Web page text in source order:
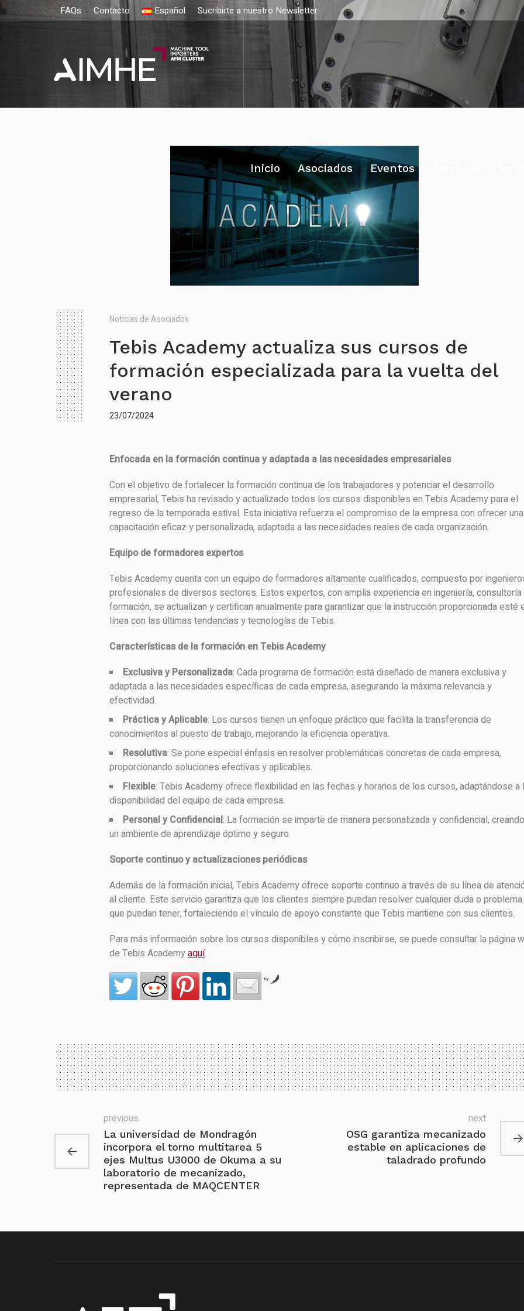
FAQs Contacto Español Sucribirte a nuestro Newsletter
Inicio Asociados Eventos
Noticias de Asociados
Tebis Academy actualiza sus cursos de
formación especializada para la vuelta del
verano
23/07/2024
Enfocada en laformación continua y adaptada a lasnecesidadesempresariales
Con el objetivo de fortalecer la formación continua de los trabajadores y potenciar el desarrollo
empresarial, Tebis ha revisado y actualizado todos los cursos disponibles en Tebis Academy para el
regreso de la temporada estival. Esta iniciativa refuerza el compromiso de la empresa con ofrecer una
capacitación eficaz y personalizada, adaptada a las necesidades reales de cada organización.
Equipo deformadoresexpertos
Tebis Academy cuenta con un equipo de formadores altamente cualificados, compuesto por
profesionales de diversos sectores. Estos expertos, con amplia experiencia en ingeniería, consultoría
formación, se actualizan y certifican anualmente para garantizar que la instrucción proporcionada esté
línea con las últimas tendencias y tecnologías de Tebis.
Características de laformación en Tebis Academy
Exclusiva y Personalizada: Cada programa de formación está diseñado de manera exclusiva y
adaptada a las necesidades específicas de cada empresa, asegurando la máxima relevancia y
efectividad.
Práctica y Aplicable: Los cursos tienen un enfoque práctico que facilita la transferencia de
conocimientos al puesto de trabajo, mejorando la eficiencia operativa.
Resolutiva: Se pone especial énfasis en resolver problemáticas concretas de cada empresa,
proporcionando soluciones efectivas y aplicables.
Flexible: Tebis Academy ofrece flexibilidad en las fechas y horarios de los cursos, adaptándose a
disponibilidad del equipo de cada empresa.
Personal y Confidencial: La formación se imparte de manera personalizada y confidencial, creando
un ambiente de aprendizaje óptimo y seguro.
Soporte continuo y actualizacionesperiódicas
Además de la formación inicial, Tebis Academy ofrece soporte continuo a través de su línea de
al cliente. Este servicio garantiza que los clientes siempre puedan resolver cualquier duda o problema
que puedan tener, fortaleciendo el vínculo de apoyo constante que Tebis mantiene con sus clientes.
Para más información sobre los cursos disponibles y cómo inscribirse, se puede consultar la página
de Tebis Academyaquí.
by
La universidad de Mondragón
incorpora el torno multitarea 5
ejes Multus U3000 de Okuma a su
laboratorio de mecanizado,
representada de MAQCENTER
previous
OSG garantiza mecanizado
estable en aplicaciones de
taladrado profundo
next